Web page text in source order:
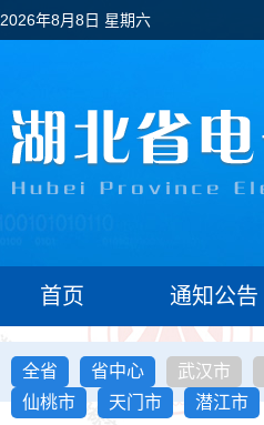
2026年8月8日 星期六
首页 通知公告
全省 省中心 武汉市
仙桃市
天门市 潜江市